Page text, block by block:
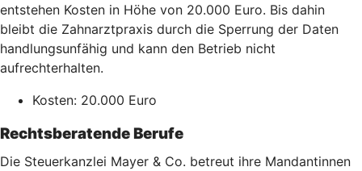
entstehen Kosten in Höhe von 20.000 Euro. Bis dahin
bleibt die Zahnarztpraxis durch die Sperrung der Daten
handlungsunfähig und kann den Betrieb nicht
aufrechterhalten.
Kosten: 20.000 Euro
Rechtsberatende Berufe
Die Steuerkanzlei Mayer & Co. betreut ihre Mandantinnen